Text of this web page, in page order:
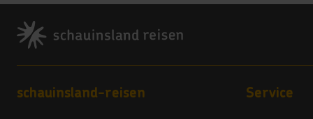
***
Footer
Footer navigation
schauinsland-reisen Service